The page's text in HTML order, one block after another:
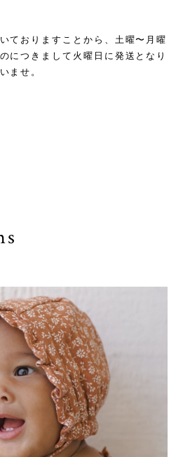
ておりますことから、土曜〜月曜
につきまして火曜日に発送となり
ませ。